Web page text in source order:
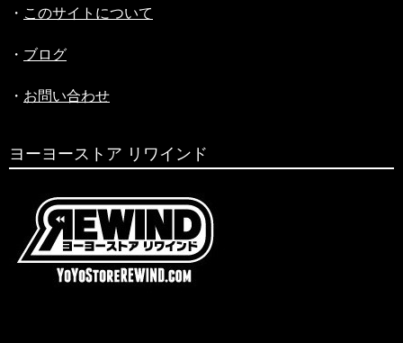
・ このサイトについて
・ ブログ
・ お問い合わせ
ヨーヨーストア リワインド